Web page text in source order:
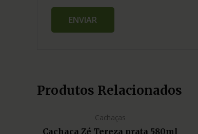
Produtos Relacionados
Cachaças
Cachaça Zé Tereza prata 580ml